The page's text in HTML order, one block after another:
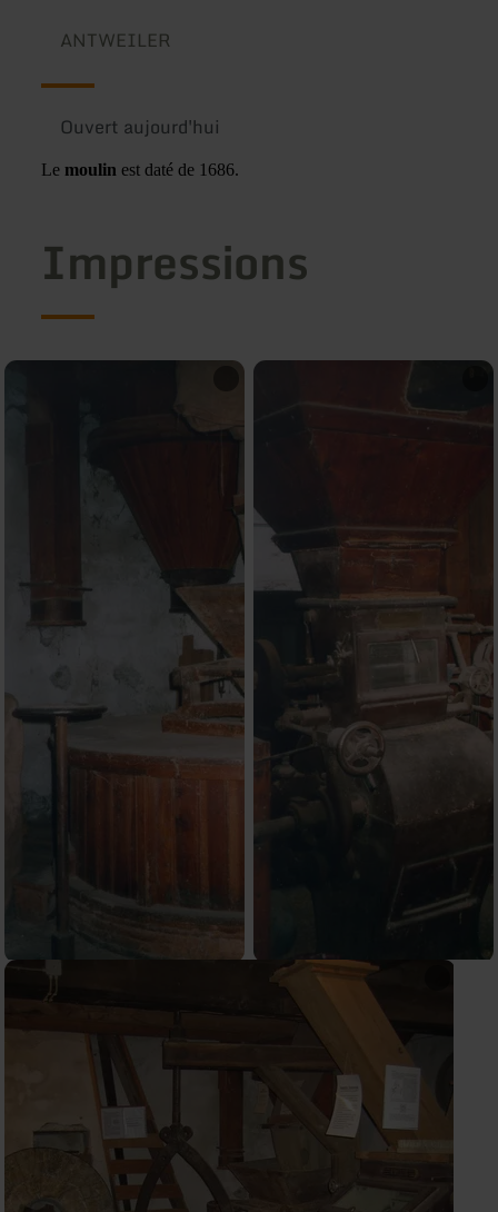
ANTWEILER
Ouvert aujourd'hui
Le moulin est daté de 1686.
Impressions